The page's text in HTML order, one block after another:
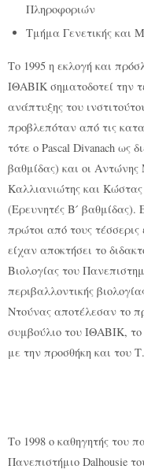
Πληροφοριών
Τμήμα Γενετικής και
Το 1995 η εκλογή και
ΙΘΑΒΙΚ σηματοδοτεί την
ανάπτυξης του
προβλεπόταν από τις
τότε ο Pascal Divanach ως
βαθμίδας) και οι
Καλλιανιώτης και
(Ερευνητές Β ́ βαθμίδας).
πρώτοι από τους
είχαν αποκτήσει το
Βιολογίας του
περιβαλλοντικής
Ντούνας αποτέλεσαν το
συμβούλιο του ΙΘΑΒΙΚ, το
με την προσθήκη και του
Το 1998 ο καθηγητής του
Πανεπιστήμιο Dalhousie